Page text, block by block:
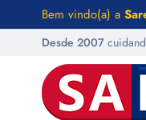
Bem vindo(a) a
Desde 2007